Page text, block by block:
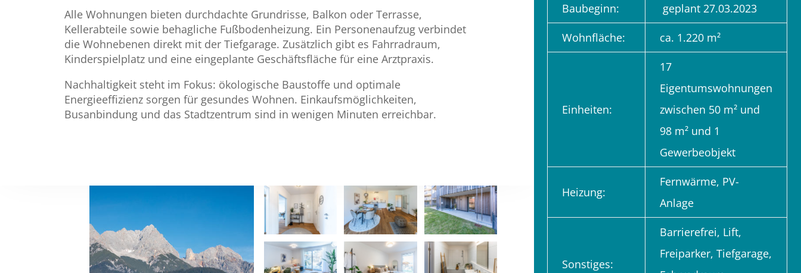
Alle Wohnungen bieten durchdachte Grundrisse, Balkon oder Terrasse,
Kellerabteile sowie behagliche Fußbodenheizung. Ein Personenaufzug verbindet
die Wohnebenen direkt mit der Tiefgarage. Zusätzlich gibt es Fahrradraum,
Kinderspielplatz und eine eingeplante Geschäftsfläche für eine Arztpraxis.
Nachhaltigkeit steht im Fokus: ökologische Baustoffe und optimale
Energieeffizienz sorgen für gesundes Wohnen. Einkaufsmöglichkeiten,
Busanbindung und das Stadtzentrum sind in wenigen Minuten erreichbar.
Baubeginn: geplant 27.03.2023
Wohnfläche: ca. 1.220 m²
Einheiten:
17
Eigentumswohnungen
zwischen 50 m² und
98 m² und 1
Gewerbeobjekt
Heizung:
Fernwärme, PV-
Anlage
Sonstiges:
Barrierefrei, Lift,
Freiparker, Tiefgarage,